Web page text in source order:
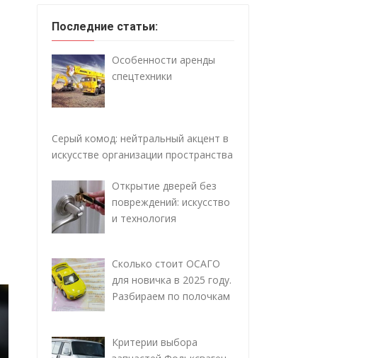
Последние статьи:
Особенности аренды
спецтехники
Серый комод: нейтральный акцент в
искусстве организации пространства
Открытие дверей без
повреждений: искусство
и технология
Сколько стоит ОСАГО
для новичка в 2025 году.
Разбираем по полочкам
Критерии выбора